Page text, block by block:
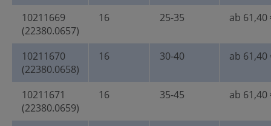
10211669
(22380.0657)
16 25-35 ab 61,40
10211670
(22380.0658)
16 30-40 ab 61,40
10211671
(22380.0659)
16 35-45 ab 61,40